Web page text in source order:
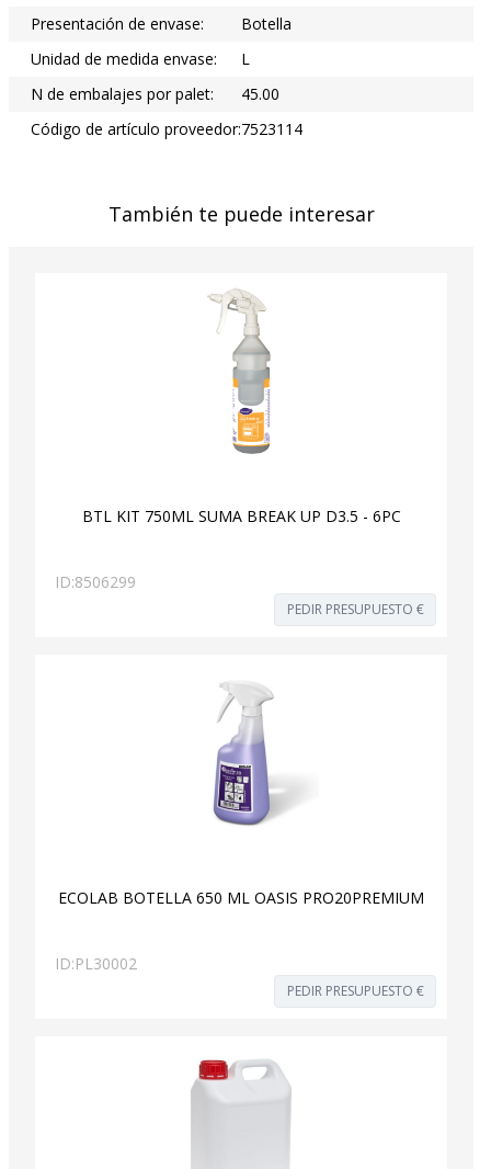
Presentación de envase:
Botella
Unidad de medida envase:
L
N de embalajes por palet:
45.00
Código de artículo proveedor:7523114
También te puede interesar
BTL KIT 750ML SUMA BREAK UP D3.5 - 6PC
ID:8506299
PEDIR PRESUPUESTO €
ECOLAB BOTELLA 650 ML OASIS PRO20PREMIUM
ID:PL30002
PEDIR PRESUPUESTO €